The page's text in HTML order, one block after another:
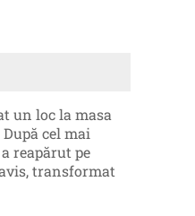
un loc la masa
cel mai
reapărut pe
transformat